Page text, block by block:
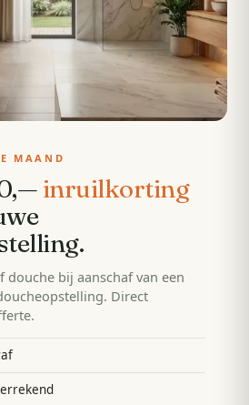
MAAND
inruilkorting
.
douche bij aanschaf van een
Direct